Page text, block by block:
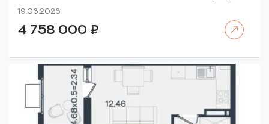
19.06.2026
4 758 000 ₽